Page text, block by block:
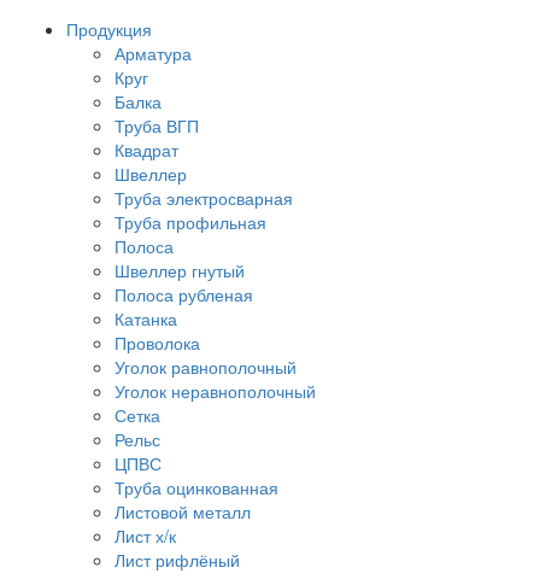
Продукция
Арматура
Круг
Балка
Труба ВГП
Квадрат
Швеллер
Труба электросварная
Труба профильная
Полоса
Швеллер гнутый
Полоса рубленая
Катанка
Проволока
Уголок равнополочный
Уголок неравнополочный
Сетка
Рельс
ЦПВС
Труба оцинкованная
Листовой металл
Лист х/к
Лист рифлёный